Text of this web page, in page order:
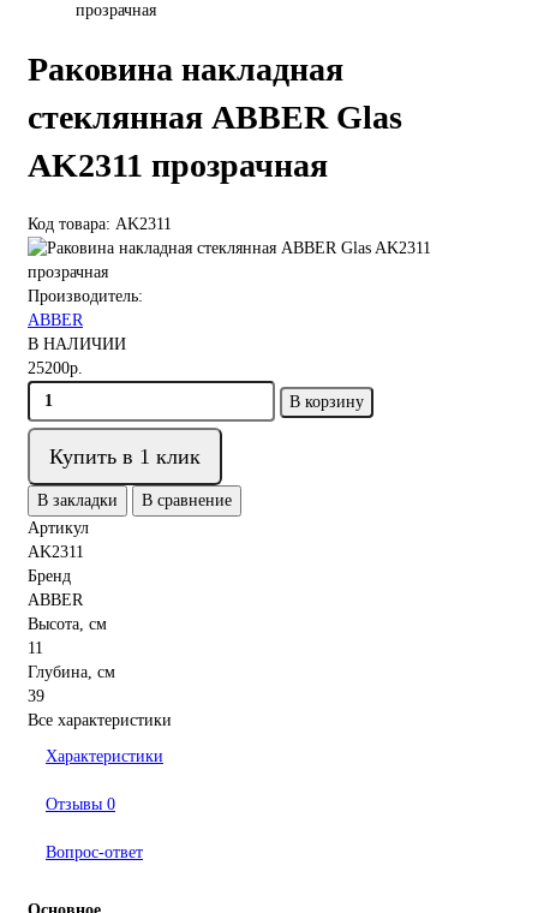
прозрачная
Раковина накладная
стеклянная ABBER Glas
AK2311 прозрачная
Код товара: AK2311
Производитель:
ABBER
В НАЛИЧИИ
25200р.
В корзину
Купить в 1 клик
В закладки
В сравнение
Артикул
AK2311
Бренд
ABBER
Высота, см
11
Глубина, см
39
Все характеристики
Характеристики
Отзывы 0
Вопрос-ответ